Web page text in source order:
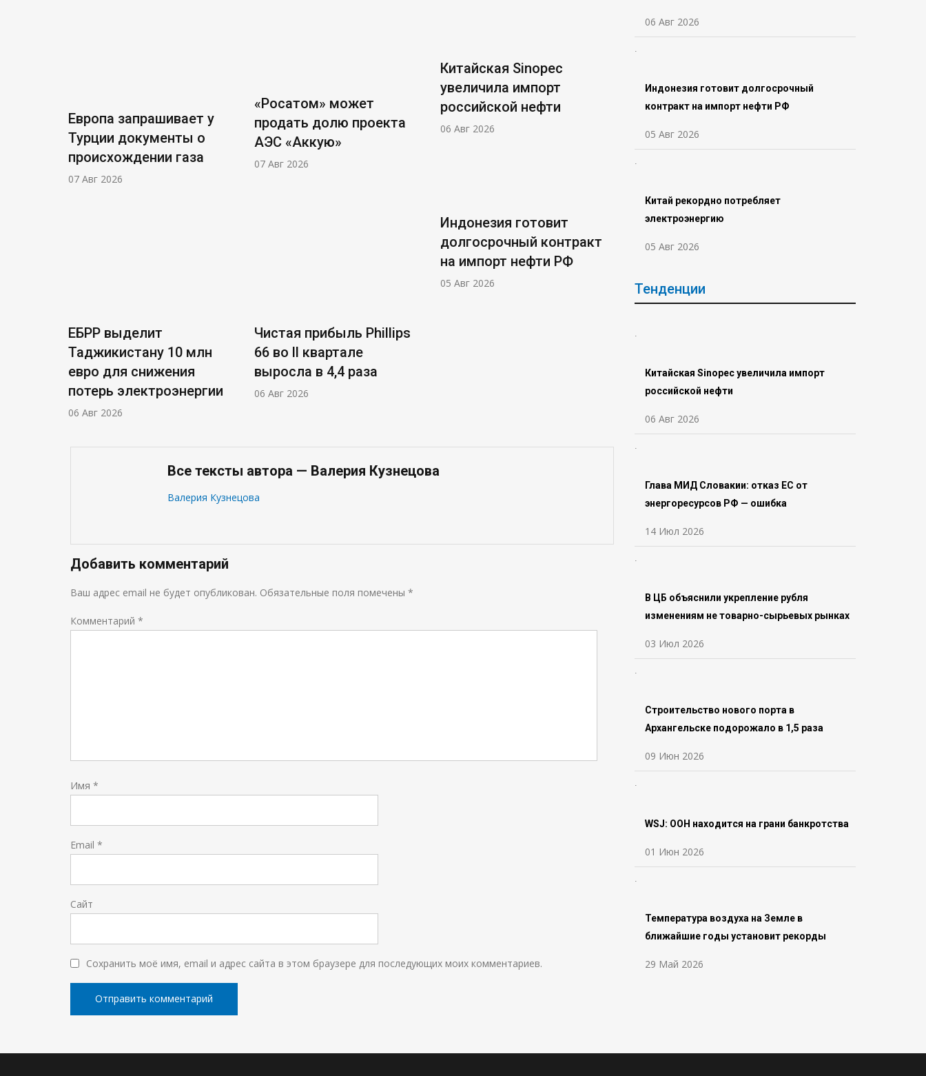
Европа запрашивает у
Турции документы о
происхождении газа
07 Авг 2026
«Росатом» может
продать долю проекта
АЭС «Аккую»
07 Авг 2026
Китайская Sinopec
увеличила импорт
российской нефти
06 Авг 2026
ЕБРР выделит
Таджикистану 10 млн
евро для снижения
потерь электроэнергии
06 Авг 2026
Чистая прибыль Phillips
66 во ll квартале
выросла в 4,4 раза
06 Авг 2026
Индонезия готовит
долгосрочный контракт
на импорт нефти РФ
05 Авг 2026
Все тексты автора — Валерия Кузнецова
Валерия Кузнецова
Добавить комментарий
Ваш адрес email не будет опубликован. Обязательные поля помечены *
Комментарий *
Имя *
Email *
Сайт
Сохранить моё имя, email и адрес сайта в этом браузере для последующих моих комментариев.
06 Авг 2026
Индонезия готовит долгосрочный
контракт на импорт нефти РФ
05 Авг 2026
Китай рекордно потребляет
электроэнергию
05 Авг 2026
Тенденции
Китайская Sinopec увеличила импорт
российской нефти
06 Авг 2026
Глава МИД Словакии: отказ ЕС от
энергоресурсов РФ — ошибка
14 Июл 2026
В ЦБ объяснили укрепление рубля
изменениям не товарно-сырьевых рынках
03 Июл 2026
Строительство нового порта в
Архангельске подорожало в 1,5 раза
09 Июн 2026
WSJ: ООН находится на грани банкротства
01 Июн 2026
Температура воздуха на Земле в
ближайшие годы установит рекорды
29 Май 2026